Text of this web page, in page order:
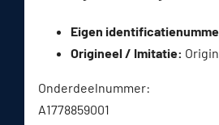
Eigen
Origineel / Imitatie:
Onderdeelnummer:
A1778859001